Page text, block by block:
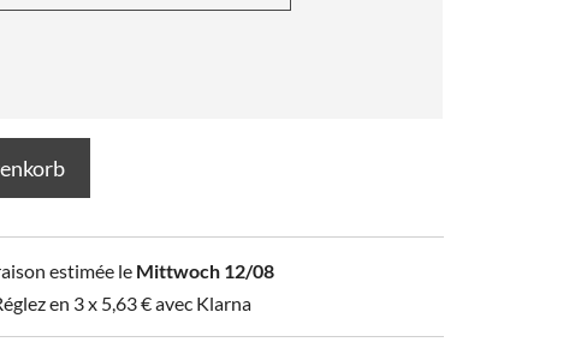
estimée le Mittwoch 12/08
en 3 x 5,63€avec Klarna